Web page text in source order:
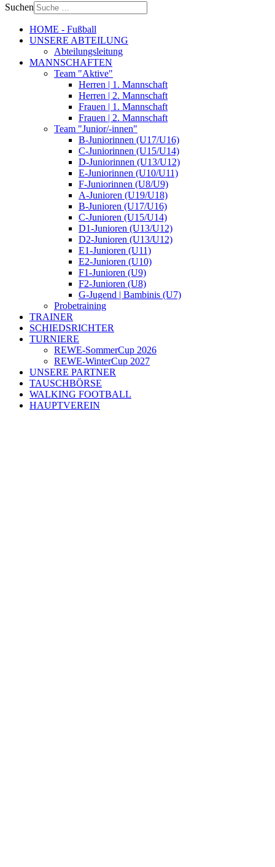
Suchen
HOME - Fußball
UNSERE ABTEILUNG
Abteilungsleitung
MANNSCHAFTEN
Team "Aktive"
Herren | 1. Mannschaft
Herren | 2. Mannschaft
Frauen | 1. Mannschaft
Frauen | 2. Mannschaft
Team "Junior/-innen"
B-Juniorinnen (U17/U16)
C-Juniorinnen (U15/U14)
D-Juniorinnen (U13/U12)
E-Juniorinnen (U10/U11)
F-Juniorinnen (U8/U9)
A-Junioren (U19/U18)
B-Junioren (U17/U16)
C-Junioren (U15/U14)
D1-Junioren (U13/U12)
D2-Junioren (U13/U12)
E1-Junioren (U11)
E2-Junioren (U10)
F1-Junioren (U9)
F2-Junioren (U8)
G-Jugend | Bambinis (U7)
Probetraining
TRAINER
SCHIEDSRICHTER
TURNIERE
REWE-SommerCup 2026
REWE-WinterCup 2027
UNSERE PARTNER
TAUSCHBÖRSE
WALKING FOOTBALL
HAUPTVEREIN